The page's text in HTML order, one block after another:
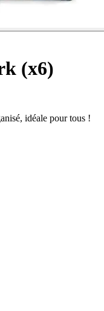
(x6)
idéale pour tous !